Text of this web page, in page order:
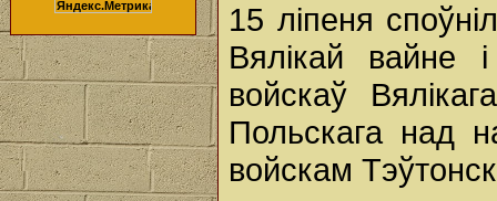
15 ліпеня
Вялікай вайне
войскаў
Польскага над
войскам